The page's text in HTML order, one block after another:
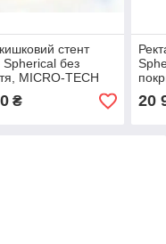
стент
Spherical без
MICRO-TECH
₴ 20